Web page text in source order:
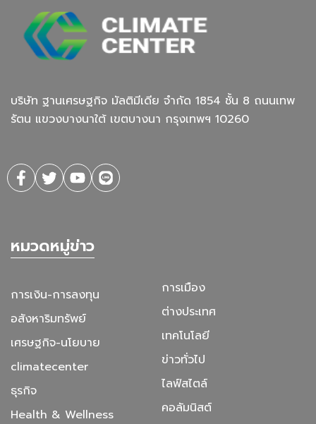
บริษัท ฐานเศรษฐกิจ มัลติมีเดีย จํากัด 1854 ชั้น 8 ถนนเทพ
รัตน แขวงบางนาใต้ เขตบางนา กรุงเทพฯ 10260
หมวดหมู่ข่าว
การเงิน-การลงทุน
อสังหาริมทรัพย์
เศรษฐกิจ-นโยบาย
climatecenter
ธุรกิจ
Health & Wellness
การเมือง
ต่างประเทศ
เทคโนโลยี
ข่าวทั่วไป
ไลฟ์สไตล์
คอลัมนิสต์